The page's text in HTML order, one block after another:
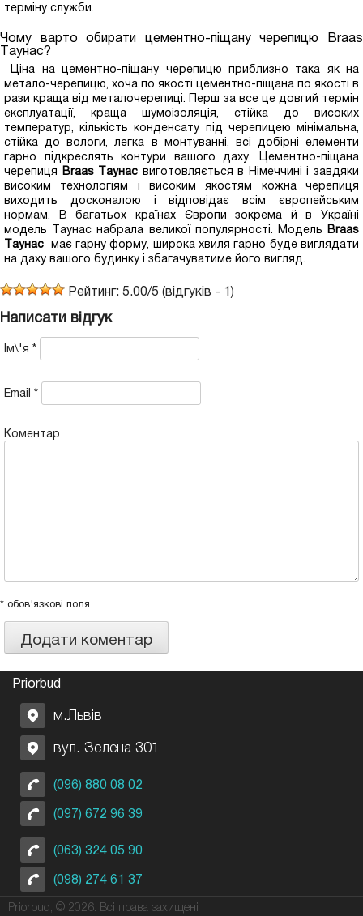
терміну служби.
Чому варто обирати цементно-піщану черепицю Braas
Таунас?
Ціна на цементно-піщану черепицю приблизно така як на
метало-черепицю, хоча по якості цементно-піщана по якості в
рази краща від металочерепиці. Перш за все це довгий термін
експлуатації, краща шумоізоляція, стійка до високих
температур, кількість конденсату під черепицею мінімальна,
стійка до вологи, легка в монтуванні, всі добірні елементи
гарно підкреслять контури вашого даху. Цементно-піщана
черепиця BraasТаунас виготовляється в Німеччині і завдяки
високим технологіям і високим якостям кожна черепиця
виходить досконалою і відповідає всім європейським
нормам. В багатьох країнах Європи зокрема й в Україні
модель Таунас набрала великої популярності. Модель Braas
Таунас має гарну форму, широка хвиля гарно буде виглядати
на даху вашого будинку і збагачуватиме його вигляд.
Рейтинг: 5.00/5 (відгуків - 1)
Написати відгук
Ім\'я *
Email *
Коментар
* обов'язкові поля
Priorbud
м.Львів
вул. Зелена 301
(096) 880 08 02
(097) 672 96 39
(063) 324 05 90
(098) 274 61 37
Priorbud, © 2026. Всі права захищені